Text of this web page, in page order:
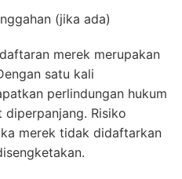
(jika ada)
merek merupakan
satu kali
perlindungan hukum
diperpanjang. Risiko
merek tidak didaftarkan